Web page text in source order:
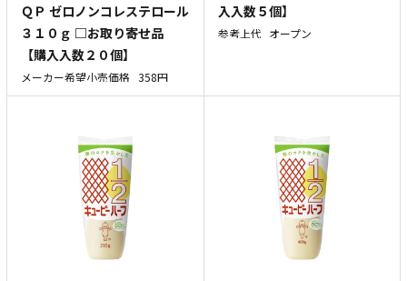
ＱＰ ゼロノンコレステロール
３１０ｇ □お取り寄せ品
【購入入数２０個】
メーカー希望小売価格 358円
入入数５個】
参考上代 オープン